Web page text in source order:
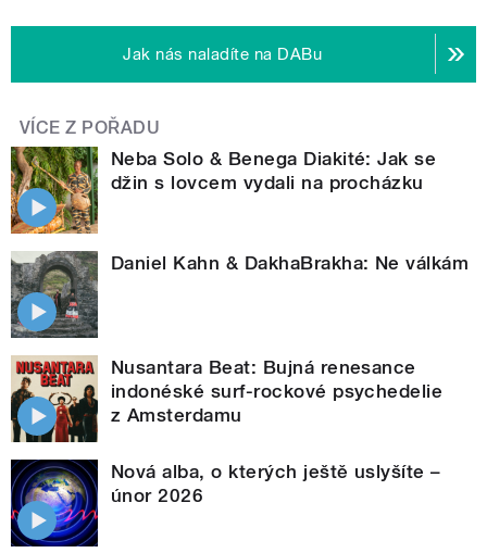
Jak nás naladíte na DABu
VÍCE Z POŘADU
Neba Solo & Benega Diakité: Jak se
džin s lovcem vydali na procházku
Daniel Kahn & DakhaBrakha: Ne válkám
Nusantara Beat: Bujná renesance
indonéské surf-rockové psychedelie
z Amsterdamu
Nová alba, o kterých ještě uslyšíte –
únor 2026